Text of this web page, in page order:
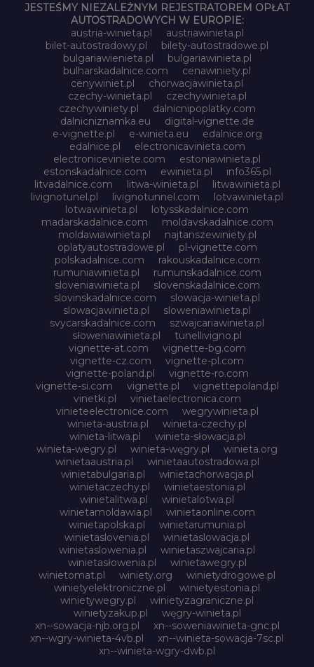
JESTEŚMY NIEZALEŻNYM REJESTRATOREM OPŁAT
AUTOSTRADOWYCH W EUROPIE:
austria-winieta.pl
austriawinieta.pl
bilet-autostradowy.pl
bilety-autostradowe.pl
bulgariawienieta.pl
bulgariawinieta.pl
bulharskadalnice.com
cenawiniety.pl
cenywiniet.pl
chorwacjawinieta.pl
czechy-winieta.pl
czechywinieta.pl
czechywiniety.pl
dalnicnipoplatky.com
dalnicniznamka.eu
digital-vignette.de
e-vignette.pl
e-winieta.eu
edalnice.org
edalnice.pl
electronicavinieta.com
electroniceviniete.com
estoniawinieta.pl
estonskadalnice.com
ewinieta.pl
info365.pl
litvadalnice.com
litwa-winieta.pl
litwawinieta.pl
livignotunel.pl
livignotunnel.com
lotvawinieta.pl
lotwawinieta.pl
lotysskadalnice.com
madarskadalnice.com
moldavskadalnice.com
moldawiawinieta.pl
najtanszewiniety.pl
oplatyautostradowe.pl
pl-vignette.com
polskadalnice.com
rakouskadalnice.com
rumuniawinieta.pl
rumunskadalnice.com
sloveniawinieta.pl
slovenskadalnice.com
slovinskadalnice.com
slowacja-winieta.pl
slowacjawinieta.pl
sloweniawinieta.pl
svycarskadalnice.com
szwajcariawinieta.pl
słoweniawinieta.pl
tunellivigno.pl
vignette-at.com
vignette-bg.com
vignette-cz.com
vignette-pl.com
vignette-poland.pl
vignette-ro.com
vignette-si.com
vignette.pl
vignettepoland.pl
vinetki.pl
vinietaelectronica.com
vinieteelectronice.com
wegrywinieta.pl
winieta-austria.pl
winieta-czechy.pl
winieta-litwa.pl
winieta-słowacja.pl
winieta-wegry.pl
winieta-węgry.pl
winieta.org
winietaaustria.pl
winietaautostradowa.pl
winietabulgaria.pl
winietachorwacja.pl
winietaczechy.pl
winietaestonia.pl
winietalitwa.pl
winietalotwa.pl
winietamoldawia.pl
winietaonline.com
winietapolska.pl
winietarumunia.pl
winietaslovenia.pl
winietaslowacja.pl
winietaslowenia.pl
winietaszwajcaria.pl
winietasłowenia.pl
winietawegry.pl
winietomat.pl
winiety.org
winietydrogowe.pl
winietyelektroniczne.pl
winietyestonia.pl
winietywegry.pl
winietyzagraniczne.pl
winietyzakup.pl
węgry-winieta.pl
xn--sowacja-njb.org.pl
xn--soweniawinieta-gnc.pl
xn--wgry-winieta-4vb.pl
xn--winieta-sowacja-7sc.pl
xn--winieta-wgry-dwb.pl